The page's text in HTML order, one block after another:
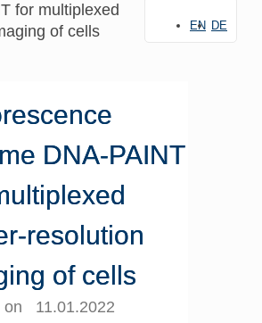
EN DE
for multiplexed
of cells
DNA-PAINT
resolution
of cells
on 11.01.2022